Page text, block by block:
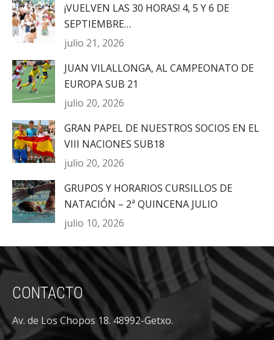
¡VUELVEN LAS 30 HORAS! 4, 5 Y 6 DE
SEPTIEMBRE…
julio 21, 2026
JUAN VILALLONGA, AL CAMPEONATO DE
EUROPA SUB 21
julio 20, 2026
GRAN PAPEL DE NUESTROS SOCIOS EN EL
VIII NACIONES SUB18
julio 20, 2026
GRUPOS Y HORARIOS CURSILLOS DE
NATACIÓN – 2ª QUINCENA JULIO
julio 10, 2026
CONTACTO
Av. de Los Chopos 18. 48992-Getxo.